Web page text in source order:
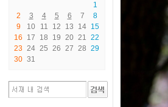
1
2
3 4 5 6 7
8
9
10 11 12 13 14 15
16
17 18 19 20 21 22
23 24 25 26 27 28 29
30 31